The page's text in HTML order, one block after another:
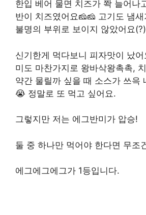
한입 베어 물면 치즈가 쫙 늘어나
반이 치즈였어요🧀🧀 고기도 냄
불명의 부위로 보이지 않았어요(?)
신기한게 먹다보니 피자맛이 났
미도 마찬가지로 왕바삭왕촉촉,
약간 물릴까 싶을 때 소스가 쓰윽
😭 정말로 또 먹고 싶어요.
그렇지만 저는 에그반미가 압승!
둘 중 하나만 먹어야 한다면 무조
에그에그에그가 1등입니다.